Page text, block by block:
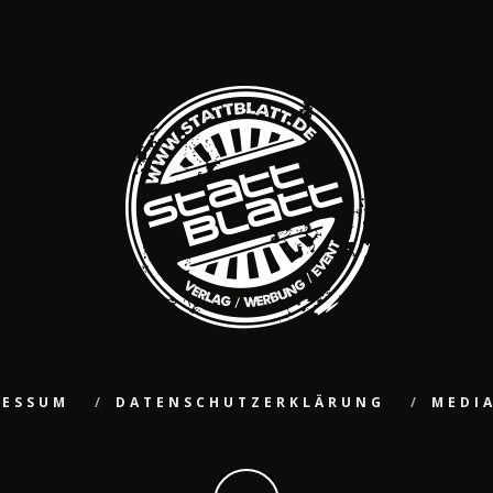
DATENSCHUTZERKLÄRUNG